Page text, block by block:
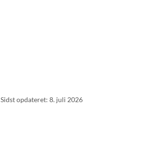
Sidst opdateret: 8. juli 2026